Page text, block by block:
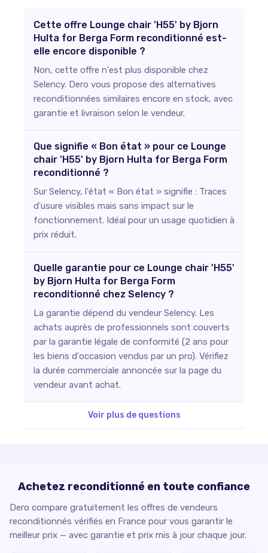
Cette offre Lounge chair 'H55' by Bjorn
Hulta for Berga Form reconditionné est-
elle encore disponible ?
Non, cette offre n'est plus disponible chez
Selency. Dero vous propose des alternatives
reconditionnées similaires encore en stock, avec
garantie et livraison selon le vendeur.
Que signifie « Bon état » pour ce Lounge
chair 'H55' by Bjorn Hulta for Berga Form
reconditionné ?
Sur Selency, l'état « Bon état » signifie : Traces
d'usure visibles mais sans impact sur le
fonctionnement. Idéal pour un usage quotidien à
prix réduit.
Quelle garantie pour ce Lounge chair 'H55'
by Bjorn Hulta for Berga Form
reconditionné chez Selency ?
La garantie dépend du vendeur Selency. Les
achats auprès de professionnels sont couverts
par la garantie légale de conformité (2 ans pour
les biens d'occasion vendus par un pro). Vérifiez
la durée commerciale annoncée sur la page du
vendeur avant achat.
Voir plus de questions
Achetez reconditionné en toute confiance
Dero compare gratuitement les offres de vendeurs
reconditionnés vérifiés en France pour vous garantir le
meilleur prix — avec garantie et prix mis à jour chaque jour.